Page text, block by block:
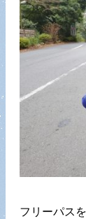
フリーパス